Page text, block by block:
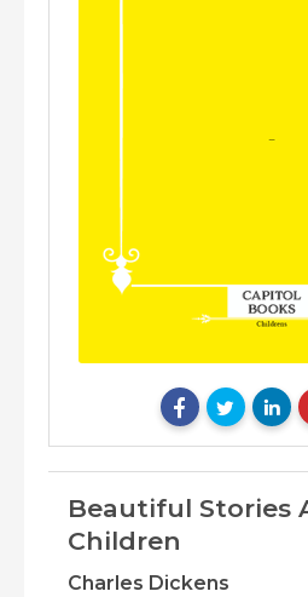
Beautiful Stories
Children
Charles Dickens